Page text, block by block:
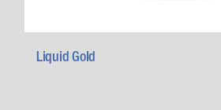
Liquid Gold